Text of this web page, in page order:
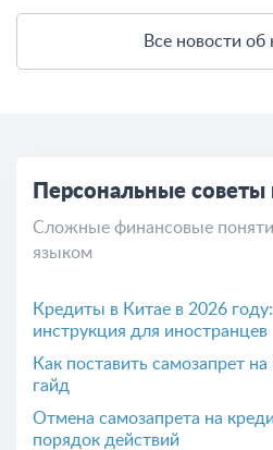
Все новости об
Персональные советы
Сложные финансовые
языком
Кредиты в Китае в 2026
инструкция для иностранцев
Как поставить самозапрет
гайд
Отмена самозапрета на
порядок действий